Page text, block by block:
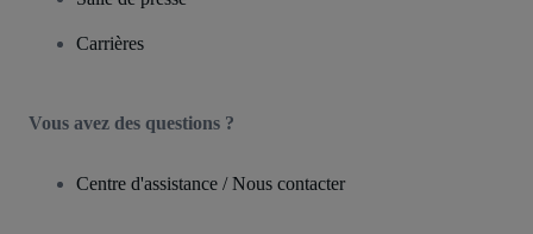
Carrières
Vous avez des questions ?
Centre d'assistance / Nous contacter